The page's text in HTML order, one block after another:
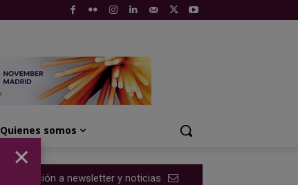
Quienes somos
Suscripción a newsletter y noticias
×